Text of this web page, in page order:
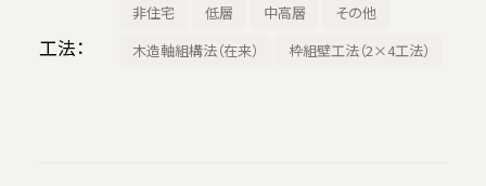
非住宅
低層 中高層 その他
工法 木造軸組構法（在来） 枠組壁工法（2×4工法）